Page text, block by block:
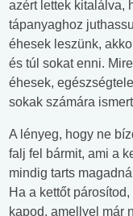
azért lettek kitalálva,
tápanyaghoz
éhesek leszünk,
és túl sokat enni.
éhesek,
sokak számára
A lényeg, hogy ne
falj fel bármit, ami a
mindig tarts
Ha a kettőt
kapod, amellyel már